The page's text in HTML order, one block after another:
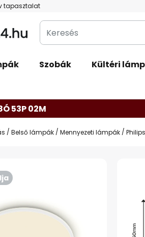
tapasztalat
Keresés
Szobák Kültéri
53P 02M
Belső lámpák Mennyezeti lámpák